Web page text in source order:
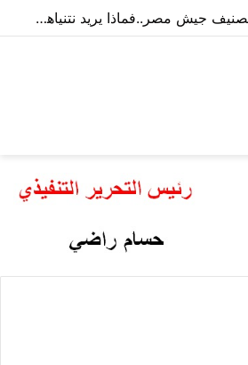
إسرائيل تتلاعب بتصنيف جيش مصر..فماذا يريد نتنياهو؟ “ماعت” تُجيب | فيديو